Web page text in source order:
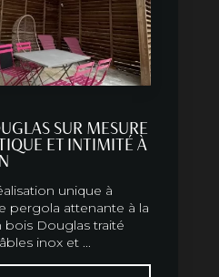
SUR MESURE
ET INTIMITÉ À
unique à
pergola attenante à la
Douglas traité
inox et ...